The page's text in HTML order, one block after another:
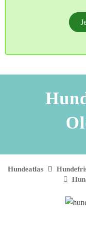
Hundeatlas